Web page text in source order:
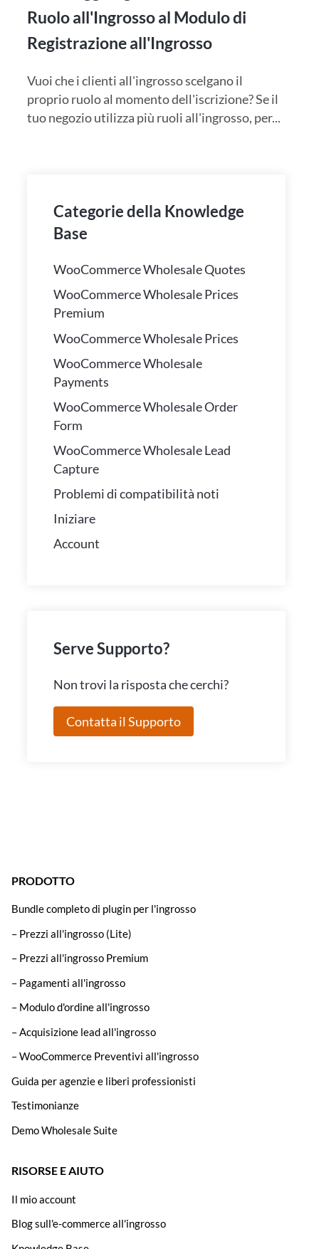
Ruolo all'Ingrosso al Modulo di
Registrazione all'Ingrosso
Vuoi che i clienti all'ingrosso scelgano il
proprio ruolo al momento dell'iscrizione? Se il
tuo negozio utilizza più ruoli all'ingrosso, per...
Categorie della Knowledge
Base
WooCommerce Wholesale Quotes
WooCommerce Wholesale Prices
Premium
WooCommerce Wholesale Prices
WooCommerce Wholesale
Payments
WooCommerce Wholesale Order
Form
WooCommerce Wholesale Lead
Capture
Problemi di compatibilità noti
Iniziare
Account
Serve Supporto?
Non trovi la risposta che cerchi?
Contatta il Supporto
PRODOTTO
Bundle completo di plugin per l'ingrosso
– Prezzi all'ingrosso (Lite)
– Prezzi all'ingrosso Premium
– Pagamenti all'ingrosso
– Modulo d'ordine all'ingrosso
– Acquisizione lead all'ingrosso
– WooCommerce Preventivi all'ingrosso
Guida per agenzie e liberi professionisti
Testimonianze
Demo Wholesale Suite
RISORSE E AIUTO
Il mio account
Blog sull'e-commerce all'ingrosso